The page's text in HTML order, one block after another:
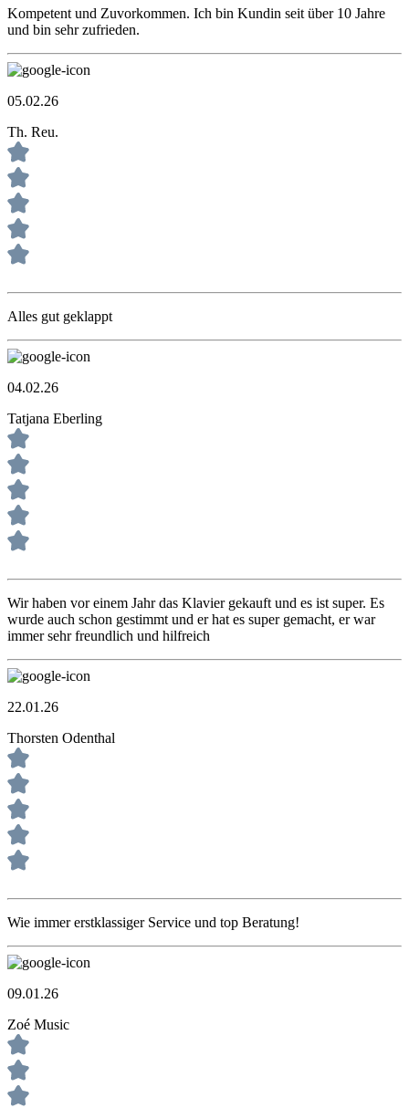
Kompetent und Zuvorkommen. Ich bin Kundin seit über 10 Jahre
und bin sehr zufrieden.
05.02.26
Th. Reu.
Alles gut geklappt
04.02.26
Tatjana Eberling
Wir haben vor einem Jahr das Klavier gekauft und es ist super. Es
wurde auch schon gestimmt und er hat es super gemacht, er war
immer sehr freundlich und hilfreich
22.01.26
Thorsten Odenthal
Wie immer erstklassiger Service und top Beratung!
09.01.26
Zoé Music